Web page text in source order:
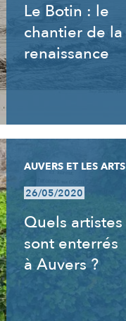
Le Botin : le
chantier de la
renaissance
AUVERS ET LES ARTS
26/05/2020
Quels artistes
sont enterrés
à Auvers ?